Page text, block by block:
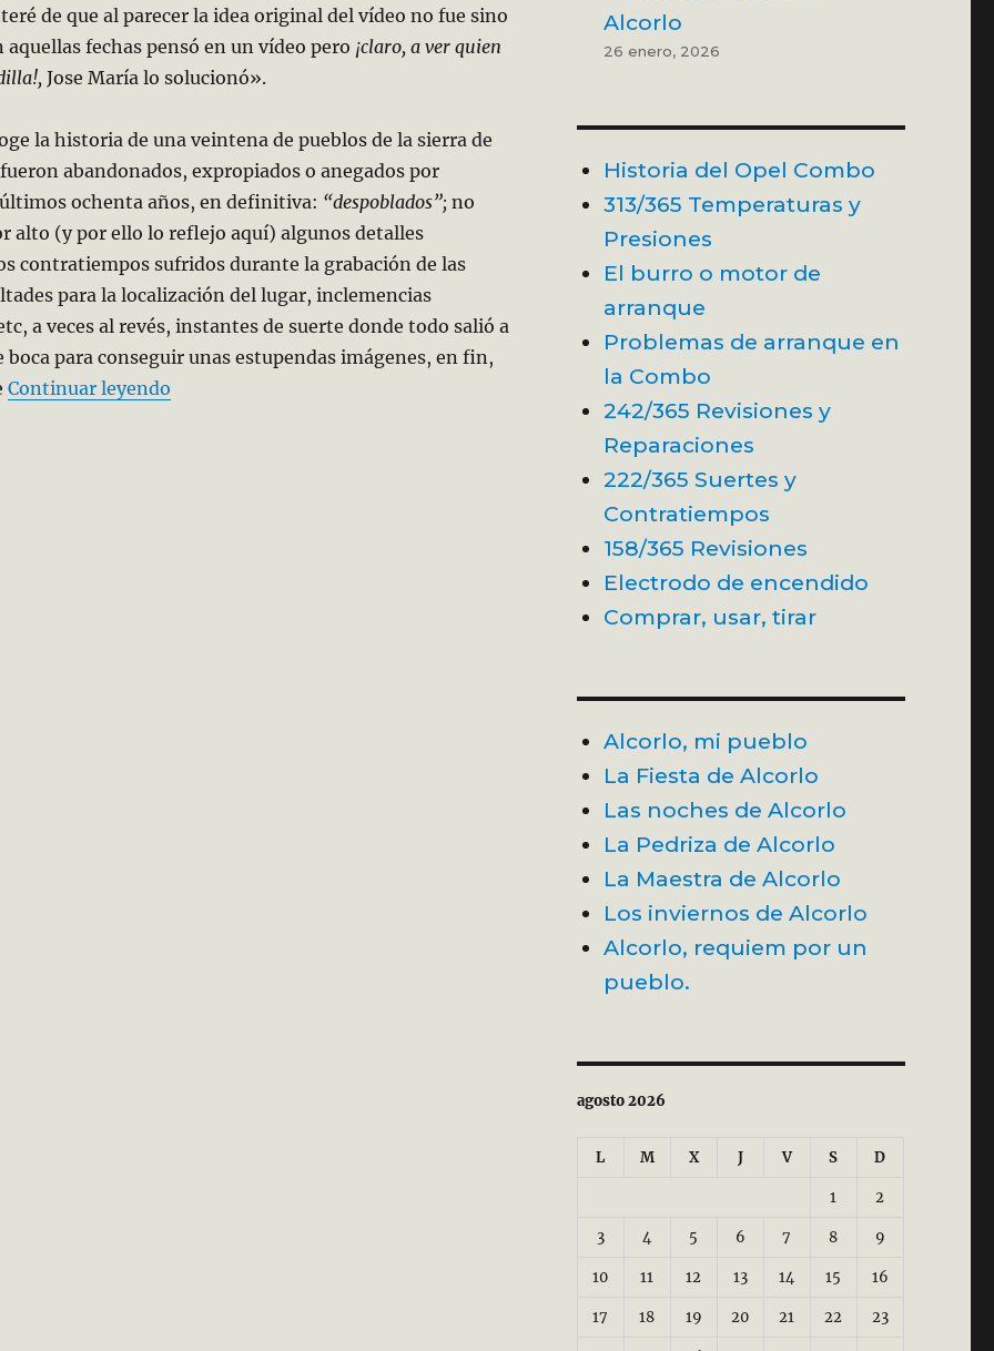
de que al parecer la idea original del vídeo no fue sino
aquellas fechas pensó en un vídeo pero ¡claro, a ver quien
Jose María lo solucionó».
la historia de una veintena de pueblos de la sierra de
abandonados, expropiados o anegados por
ochenta años, en definitiva: “despoblados”; no
alto (y por ello lo reflejo aquí) algunos detalles
contratiempos sufridos durante la grabación de las
para la localización del lugar, inclemencias
a veces al revés, instantes de suerte donde todo salió a
boca para conseguir unas estupendas imágenes, en fin,
Continuar leyendo«Making Of de «Los Pueblos del Silencio»»
Alcorlo
26 enero, 2026
Historia del Opel Combo
313/365 Temperaturas y
Presiones
El burro o motor de
arranque
Problemas de arranque en
la Combo
242/365 Revisiones y
Reparaciones
222/365 Suertes y
Contratiempos
158/365 Revisiones
Electrodo de encendido
Comprar, usar, tirar
Alcorlo, mi pueblo
La Fiesta de Alcorlo
Las noches de Alcorlo
La Pedriza de Alcorlo
La Maestra de Alcorlo
Los inviernos de Alcorlo
Alcorlo, requiem por un
pueblo.
agosto 2026
L M X J V S D
1 2
3 4 5 6 7 8 9
10 11 12 13 14 15 16
17 18 19 20 21 22 23